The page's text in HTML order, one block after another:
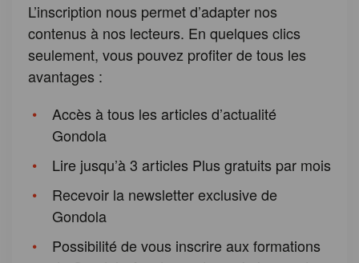
L’inscription nous permet d’adapter nos
contenus à nos lecteurs. En quelques clics
seulement, vous pouvez profiter de tous les
avantages :
Accès à tous les articles d’actualité
Gondola
Lire jusqu’à 3 articles Plus gratuits par mois
Recevoir la newsletter exclusive de
Gondola
Possibilité de vous inscrire aux formations